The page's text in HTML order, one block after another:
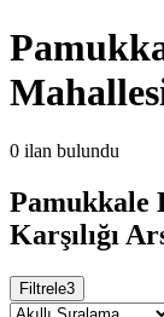
0 ilan bulundu
Pamukkale
Karşılığı
Filtrele3